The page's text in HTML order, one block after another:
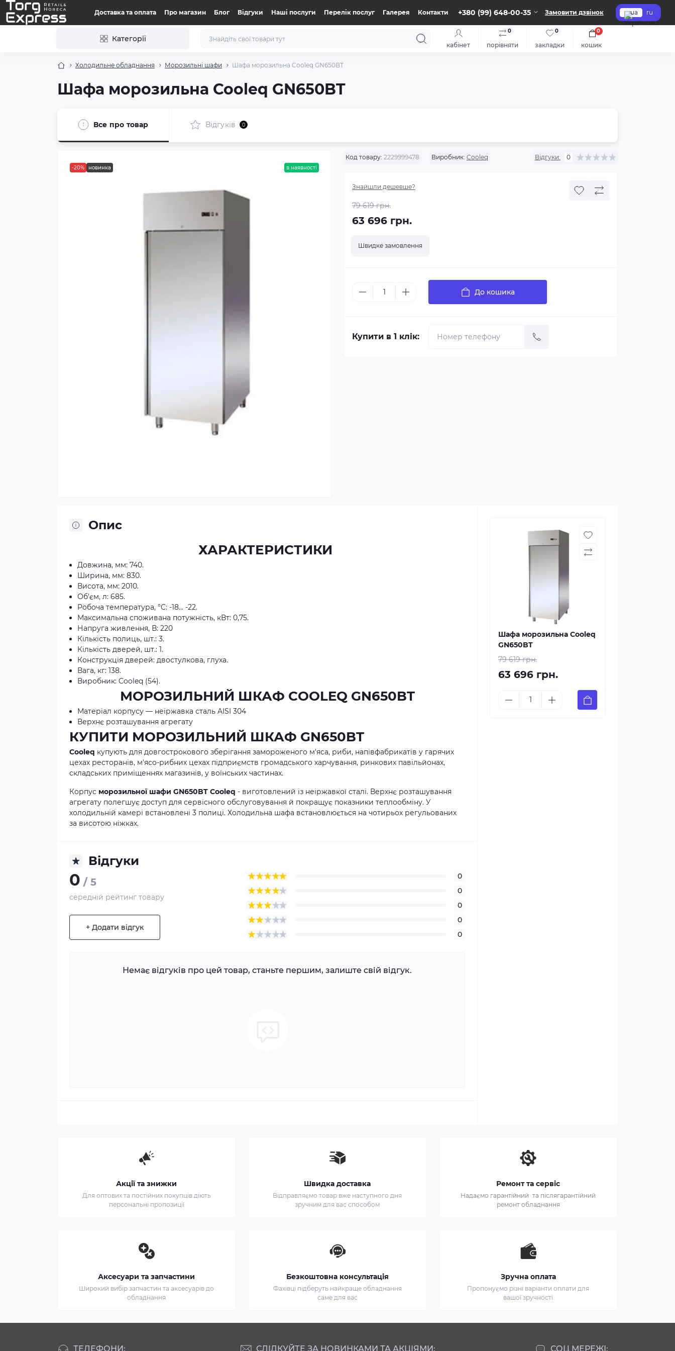
Доставка та оплата Про магазин Блог Відгуки Нашi послуги Перелік послуг Галерея Контакти +380 (99) 648-00-35 Замовити дзвінок ua ru
Категорії
кабінет порівняти
0
закладки
0
кошик
0
Холодильне обладнання Морозильні шафи Шафа морозильна Cooleq GN650BT
Шафа морозильна Cooleq GN650BT
Все про товар Відгуків 0
-20% новинка в наявності
Код товару: 2229999478 Виробник: Cooleq Відгуки: 0
Знайшли дешевше?
79 619 грн.
63 696 грн.
Швидке замовлення
До кошика
Купити в 1 клік:
Опис
ХАРАКТЕРИСТИКИ
Довжина, мм: 740.
Ширина, мм: 830.
Висота, мм: 2010.
Об'єм, л: 685.
Робоча температура, °C: -18... -22.
Максимальна споживана потужність, кВт: 0,75.
Напруга живлення, В: 220
Кількість полиць, шт.: 3.
Кількість дверей, шт.: 1.
Конструкція дверей: двостулкова, глуха.
Вага, кг: 138.
Виробник: Cooleq (54).
МОРОЗИЛЬНИЙ ШКАФ COOLEQ GN650BT
Матеріал корпусу — неіржавка сталь AISI 304
Верхнє розташування агрегату
КУПИТИ МОРОЗИЛЬНИЙ ШКАФ GN650BT
Cooleq купують для довгострокового зберігання замороженого м'яса, риби, напівфабрикатів у гарячих
цехах ресторанів, м'ясо-рибних цехах підприємств громадського харчування, ринкових павільйонах,
складських приміщеннях магазинів, у воїнських частинах.
Корпус морозильної шафи GN650BT Cooleq - виготовлений із неіржавкої сталі. Верхнє розташування
агрегату полегшує доступ для сервісного обслуговування й покращує показники теплообміну. У
холодильній камері встановлені 3 полиці. Холодильна шафа встановлюється на чотирьох регульованих
за висотою ніжках.
Відгуки
0 / 5
середній рейтинг товару
+ Додати відгук
0
0
0
0
0
Немає відгуків про цей товар, станьте першим, залиште свій відгук.
Шафа морозильна Cooleq
GN650BT
79 619 грн.
63 696 грн.
Акції та знижки
Для оптових та постійних покупців діють
персональні пропозиції
Швидка доставка
Відправляємо товар вже наступного дня
зручним для вас способом
Ремонт та сервіс
Надаємо гарантійний та післягарантійний
ремонт обладнання
Аксесуари та запчастини
Широкий вибір запчастин та аксесуарів до
обладнання
Безкоштовна консультація
Фахівці підберуть найкраще обладнання
саме для вас
Зручна оплата
Пропонуємо різні варіанти оплати для
вашої зручності
ТЕЛЕФОНИ: СОЦ МЕРЕЖІ:
СЛІДКУЙТЕ ЗА НОВИНКАМИ ТА АКЦІЯМИ: